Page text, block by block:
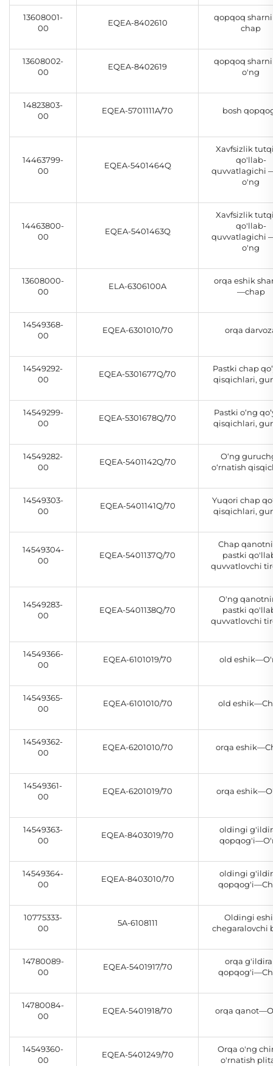
13608001-
00
EQEA-8402610
qopqoq
chap
13608002-
00
EQEA-8402619
qopqoq
o'ng
14823803-
00
EQEA-5701111A/70 bosh
14463799-
00
EQEA-5401464Q
Xavfsizlik
qo'llab-
quvvatlagichi
o'ng
14463800-
00
EQEA-5401463Q
Xavfsizlik
qo'llab-
quvvatlagichi
o'ng
13608000-
00
ELA-6306100A
orqa eshik
—chap
14549368-
00
EQEA-6301010/70 orqa
14549292-
00
EQEA-5301677Q/70
Pastki chap
qisqichlari,
14549299-
00
EQEA-5301678Q/70
Pastki o‘ng
qisqichlari,
14549282-
00
EQEA-5401142Q/70
O‘ng
o‘rnatish
14549303-
00
EQEA-5401141Q/70
Yuqori chap
qisqichlari,
14549304-
00
EQEA-5401137Q/70
Chap
pastki
quvvatlovchi
14549283-
00
EQEA-5401138Q/70
O'ng
pastki
quvvatlovchi
14549366-
00
EQEA-6101019/70 old
14549365-
00
EQEA-6101010/70 old
14549362-
00
EQEA-6201010/70 orqa
14549361-
00
EQEA-6201019/70 orqa
14549363-
00
EQEA-8403019/70
oldingi
14549364-
00
EQEA-8403010/70
oldingi
10775333-
00
5A-6108111
Oldingi
chegaralovchi
14780089-
00
EQEA-5401917/70
orqa
14780084-
00
EQEA-5401918/70 orqa
14549360-
00
EQEA-5401249/70
Orqa o'ng
o'rnatish